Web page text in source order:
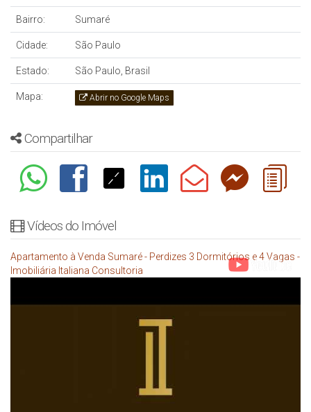
Bairro: Sumaré
Cidade: São Paulo
Estado: São Paulo, Brasil
Mapa: Abrir no Google Maps
Compartilhar
Vídeos do Imóvel
Apartamento à Venda Sumaré - Perdizes 3 Dormitórios e 4 Vagas -
Imobiliária Italiana Consultoria